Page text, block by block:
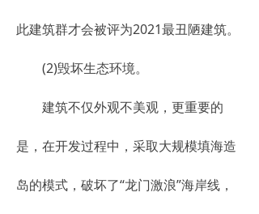
此建筑群才会被评为2021最丑陋建筑。
(2)毁坏生态环境。
建筑不仅外观不美观，更重要的
是，在开发过程中，采取大规模填海造
岛的模式，破坏了“龙门激浪”海岸线，